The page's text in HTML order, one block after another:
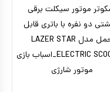
موتور سیکلت برقی
دو نفره با باتری قابل
حمل مدل LAZER STAR
ELECTRIC SCOOTER_اسباب بازی
موتور شارژی